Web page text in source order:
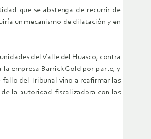
que se abstenga de recurrir de
un mecanismo de dilatación y en
del Valle del Huasco, contra
la empresa Barrick Gold por parte, y
del Tribunal vino a reafirmar las
la autoridad fiscalizadora con las